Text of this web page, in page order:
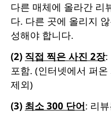
다른 매체에 올라간 리
다. 다른 곳에 올리지
성해야 합니다.
(2) 직접 찍은 사진 2장:
포함. (인터넷에서 퍼
제외)
(3) 최소 300 단어: 리